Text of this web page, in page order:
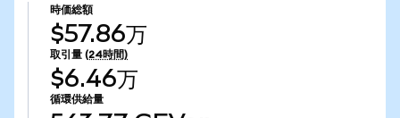
時価総額
$57.86万
取引量 (24時間)
$6.46万
循環供給量